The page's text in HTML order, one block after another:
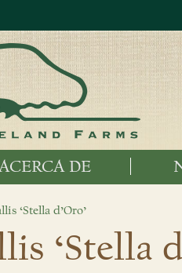
DE
‘Stella d’Oro’
‘Stella